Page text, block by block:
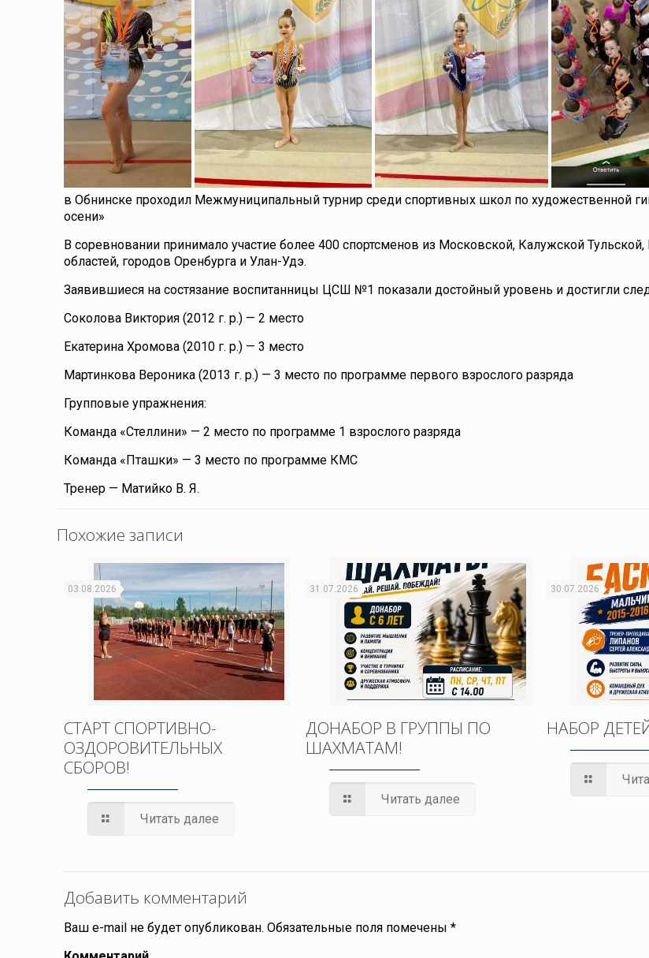
в Обнинске проходил Межмуниципальный турнир среди спортивных школ по художественной
осени»
В соревновании принимало участие более 400 спортсменов из Московской, Калужской
областей, городов Оренбурга и Улан-Удэ.
Заявившиеся на состязание воспитанницы ЦСШ №1 показали достойный уровень и достигли
Соколова Виктория (2012 г. р.) — 2 место
Екатерина Хромова (2010 г. р.) — 3 место
Мартинкова Вероника (2013 г. р.) — 3 место по программе первого взрослого разряда
Групповые упражнения:
Команда «Стеллини» — 2 место по программе 1 взрослого разряда
Команда «Пташки» — 3 место по программе КМС
Тренер — Матийко В. Я.
Похожие записи
03.08.2026
СТАРТ СПОРТИВНО-
ОЗДОРОВИТЕЛЬНЫХ
СБОРОВ!
Читать далее
31.07.2026
ДОНАБОР В ГРУППЫ ПО
ШАХМАТАМ!
Читать далее
30.07.2026
НАБОР
Добавить комментарий
Ваш e-mail не будет опубликован. Обязательные поля помечены*